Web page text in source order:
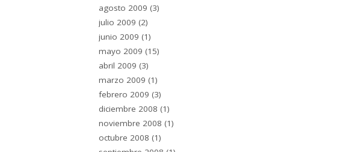
agosto 2009 (3)
julio 2009 (2)
junio 2009 (1)
mayo 2009 (15)
abril 2009 (3)
marzo 2009 (1)
febrero 2009 (3)
diciembre 2008 (1)
noviembre 2008 (1)
octubre 2008 (1)